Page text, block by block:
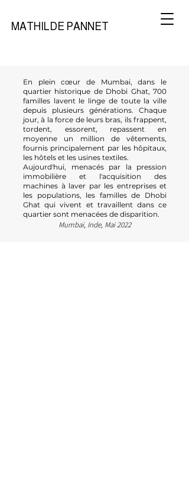
MATHILDE PANNET
En plein cœur de Mumbai, dans le
quartier historique de Dhobi Ghat, 700
familles lavent le linge de toute la ville
depuis plusieurs générations. Chaque
jour, à la force de leurs bras, ils frappent,
tordent, essorent, repassent en
moyenne un million de vêtements,
fournis principalement par les hôpitaux,
les hôtels et les usines textiles.
Aujourd'hui, menacés par la pression
immobilière et l'acquisition des
machines à laver par les entreprises et
les populations, les familles de Dhobi
Ghat qui vivent et travaillent dans ce
quartier sont menacées de disparition.
Mumbai, Inde, Mai 2022